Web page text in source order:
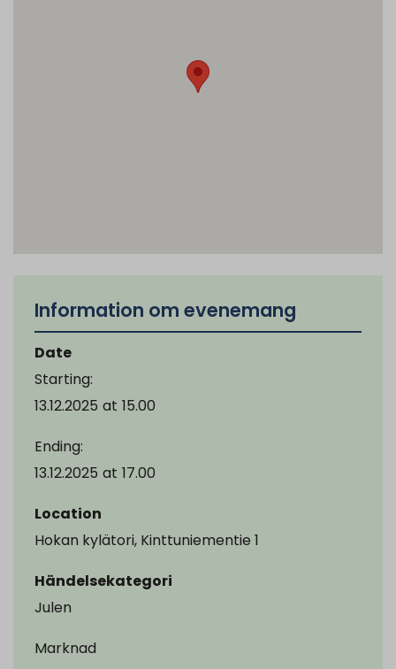
Information om evenemang
Date
Starting:
13.12.2025 at 15.00
Ending:
13.12.2025 at 17.00
Location
Hokan kylätori, Kinttuniementie 1
Händelsekategori
Julen
Marknad